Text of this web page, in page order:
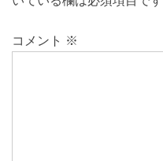
コメント ※